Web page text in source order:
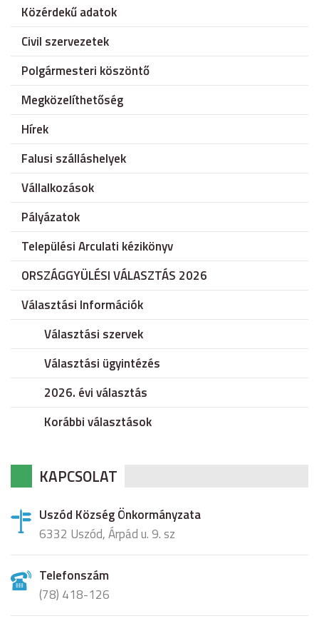
Közérdekű adatok
Civil szervezetek
Polgármesteri köszöntő
Megközelíthetőség
Hírek
Falusi szálláshelyek
Vállalkozások
Pályázatok
Települési Arculati kézikönyv
ORSZÁGGYÜLÉSI VÁLASZTÁS 2026
Választási Információk
Választási szervek
Választási ügyintézés
2026. évi választás
Korábbi választások
KAPCSOLAT
Uszód Község Önkormányzata
6332 Uszód, Árpád u. 9. sz
Telefonszám
(78) 418-126